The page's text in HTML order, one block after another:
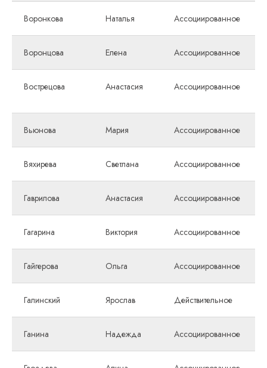
Воронкова Наталья Ассоциированное
Воронцова Елена Ассоциированное
Вострецова Анастасия Ассоциированное
Вьюнова Мария Ассоциированное
Вяхирева Светлана Ассоциированное
Гаврилова Анастасия Ассоциированное
Гагарина Виктория Ассоциированное
Гайгерова Ольга Ассоциированное
Галинский Ярослав Действительное
Ганина Надежда Ассоциированное